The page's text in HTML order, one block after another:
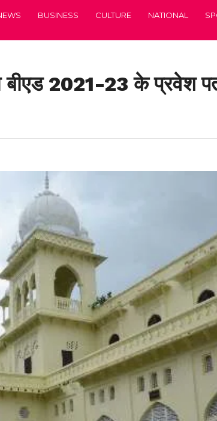
BUSINESS CULTURE NATIONAL
बीएड 2021-23 के प्रवेश